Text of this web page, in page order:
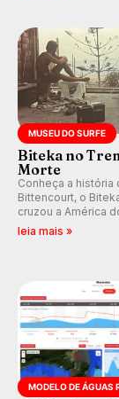
MUSEU DO SURFE
Biteka no
Morte
Conheça a história
Bittencourt, o
cruzou a América
ao Pacífico em uma
leia mais »
MODELO DE ÁGUAS